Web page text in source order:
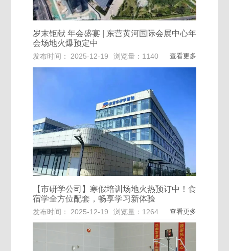
岁末钜献 年会盛宴 | 东营黄河国际会展中心年
会场地火爆预定中
发布时间： 2025-12-19 浏览量：1140 查看更多
【市研学公司】寒假培训场地火热预订中！食
宿学全方位配套，畅享学习新体验
发布时间： 2025-12-19 浏览量：1264 查看更多